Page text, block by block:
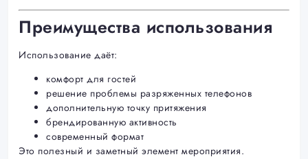
Преимущества использования
Использование даёт:
комфорт для гостей
решение проблемы разряженных телефонов
дополнительную точку притяжения
брендированную активность
современный формат
Это полезный и заметный элемент мероприятия.